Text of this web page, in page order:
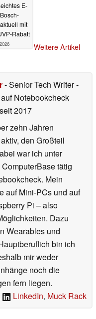
E-
mit
Rabatt
Weitere Artikel
- Senior Tech Writer-
Notebookcheck
seit 2017
zehn Jahren
den Großteil
war ich unter
tätig
Mein
auf Mini-PCs und auf
Pi – also
Dazu
Wearables und
bin ich
mir weder
noch die
fern liegen.
LinkedIn, Muck Rack